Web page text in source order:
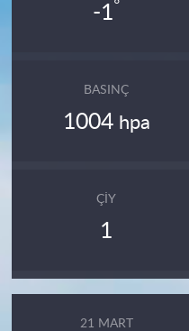
-1°
BASINÇ
1004 hpa
ÇIY
1
21 MART